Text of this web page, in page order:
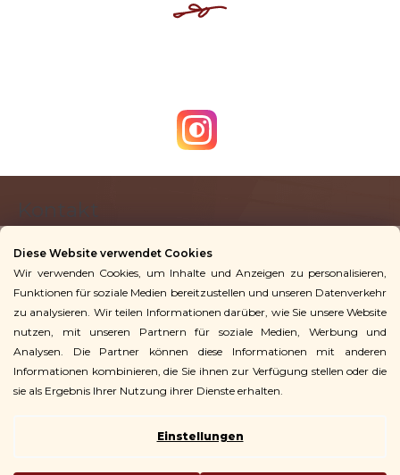
Diese Website verwendet Cookies
Wir verwenden Cookies, um Inhalte und Anzeigen zu personalisieren,
Funktionen für soziale Medien bereitzustellen und unseren Datenverkehr
zu analysieren. Wir teilen Informationen darüber, wie Sie unsere Website
nutzen, mit unseren Partnern für soziale Medien, Werbung und
Analysen. Die Partner können diese Informationen mit anderen
Informationen kombinieren, die Sie ihnen zur Verfügung stellen oder die
sie als Ergebnis Ihrer Nutzung ihrer Dienste erhalten.
Einstellungen
ß
e
Kontakt
info@vingoshop.de
+49 781 9563 3016
Für Kunden